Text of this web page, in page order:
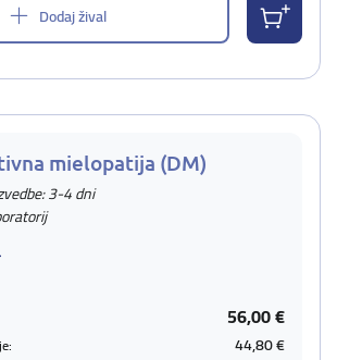
Dodaj žival
mielopatija (DM)
3-4 dni
56,00 €
44,80 €